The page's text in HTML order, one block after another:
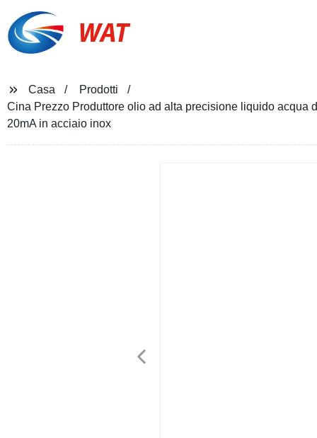
WAT
Casa
Prodotti
Cina Prezzo Produttore olio ad alta precisione liquido acqua
20mA in acciaio inox